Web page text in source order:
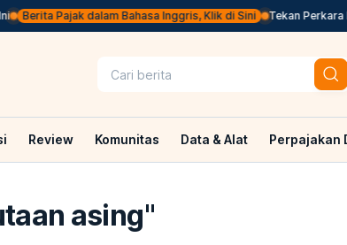
Berita Pajak dalam Bahasa Inggris, Klik di Sini Tekan Perkara
Review Komunitas Data & Alat Perpajakan
asing"